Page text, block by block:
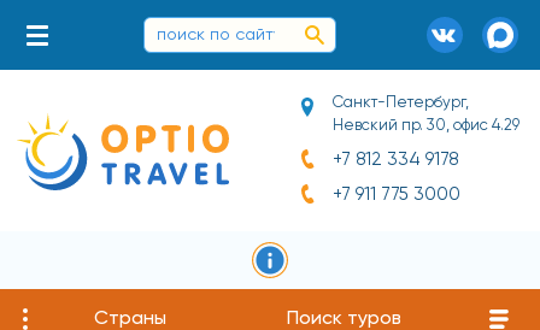
Санкт-Петербург,
Невский пр. 30, офис 4.29
+7 812 334 9178
+7 911 775 3000
Страны Поиск туров